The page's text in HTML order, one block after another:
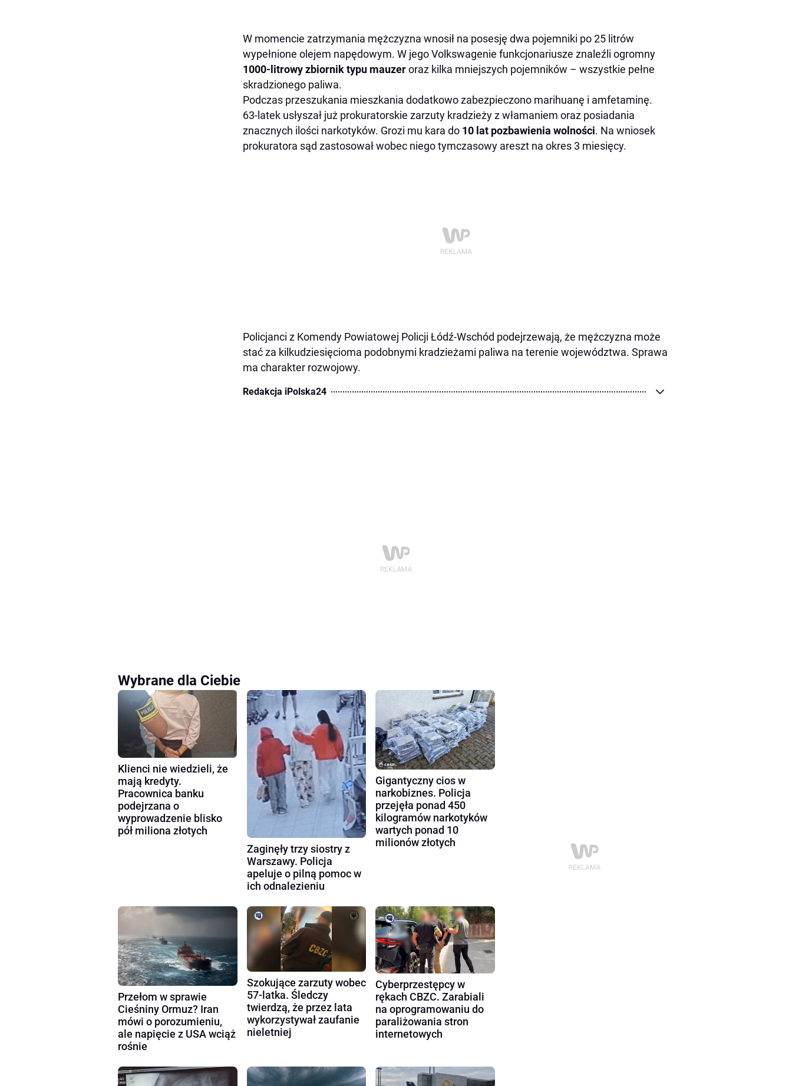
W momencie zatrzymania mężczyzna wnosił na posesję dwa pojemniki po 25 litrów
wypełnione olejem napędowym. W jego Volkswagenie funkcjonariusze znaleźli ogromny
1000-litrowy zbiornik typu mauzeroraz kilka mniejszych pojemników – wszystkie pełne
skradzionego paliwa.
Podczas przeszukania mieszkania dodatkowo zabezpieczono marihuanę i amfetaminę.
63-latek usłyszał już prokuratorskie zarzuty kradzieży z włamaniem oraz posiadania
znacznych ilości narkotyków. Grozi mu kara do 10 lat pozbawienia wolności. Na wniosek
prokuratora sąd zastosował wobec niego tymczasowy areszt na okres 3 miesięcy.
Policjanci z Komendy Powiatowej Policji Łódź-Wschód podejrzewają, że mężczyzna może
stać za kilkudziesięcioma podobnymi kradzieżami paliwa na terenie województwa. Sprawa
ma charakter rozwojowy.
Redakcja iPolska24
Wybrane dla Ciebie
Klienci nie wiedzieli, że
mają kredyty.
Pracownica banku
podejrzana o
wyprowadzenie blisko
pół miliona złotych
Zaginęły trzy siostry z
Warszawy. Policja
apeluje o pilną pomoc w
ich odnalezieniu
Gigantyczny cios w
narkobiznes. Policja
przejęła ponad 450
kilogramów narkotyków
wartych ponad 10
milionów złotych
Przełom w sprawie
Cieśniny Ormuz? Iran
mówi o porozumieniu,
ale napięcie z USA wciąż
rośnie
Szokujące zarzuty wobec
57-latka. Śledczy
twierdzą, że przez lata
wykorzystywał zaufanie
nieletniej
Cyberprzestępcy w
rękach CBZC. Zarabiali
na oprogramowaniu do
paraliżowania stron
internetowych